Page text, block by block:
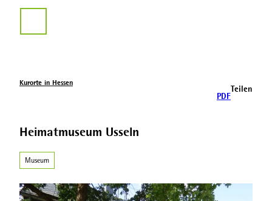
Kurorte in Hessen
PDF
Teilen
Heimatmuseum Usseln
Museum